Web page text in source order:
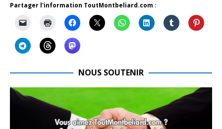
Partager l'information ToutMontbeliard.com :
NOUS SOUTENIR